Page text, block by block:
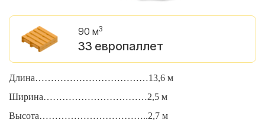
90 м3
33 европаллет
Длина………………………………13,6 м
Ширина……………………………2,5 м
Высота……………………………..2,7 м